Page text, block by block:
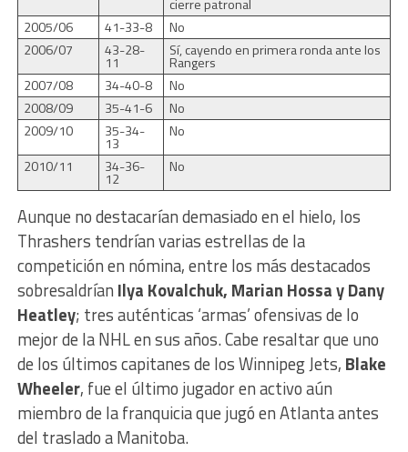
cierre patronal
2005/06
41-33-8
No
2006/07
43-28-
11
Sí, cayendo en primera ronda ante los
Rangers
2007/08
34-40-8
No
2008/09
35-41-6
No
2009/10
35-34-
13
No
2010/11
34-36-
12
No
Aunque no destacarían demasiado en el hielo, los
Thrashers tendrían varias estrellas de la
competición en nómina, entre los más destacados
sobresaldrían Ilya Kovalchuk, Marian Hossa y Dany
Heatley; tres auténticas ‘armas’ ofensivas de lo
mejor de la NHL en sus años. Cabe resaltar que uno
de los últimos capitanes de los Winnipeg Jets, Blake
Wheeler, fue el último jugador en activo aún
miembro de la franquicia que jugó en Atlanta antes
del traslado a Manitoba.